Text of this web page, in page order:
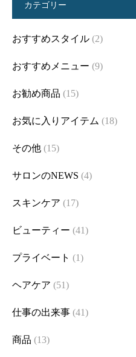
カテゴリー
おすすめスタイル (2)
おすすめメニュー (9)
お勧め商品 (15)
お気に入りアイテム (18)
その他 (15)
サロンのNEWS (4)
スキンケア (17)
ビューティー (41)
プライベート (1)
ヘアケア (51)
仕事の出来事 (41)
商品 (13)